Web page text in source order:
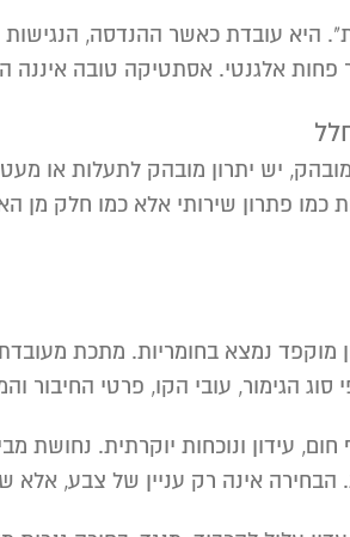
עובדת כאשר ההנדסה, הנגישות
אלגנטי. אסתטיקה טובה איננה
יש יתרון מובהק לתעלות או
פתרון שירותי אלא כמו חלק מן
מוקפד נמצא בחומריות. מתכת
סוג הגימור, עובי הקו, פרטי החיבור
חום, עידון ונוכחות יוקרתית. נחושת
הבחירה אינה רק עניין של צבע,